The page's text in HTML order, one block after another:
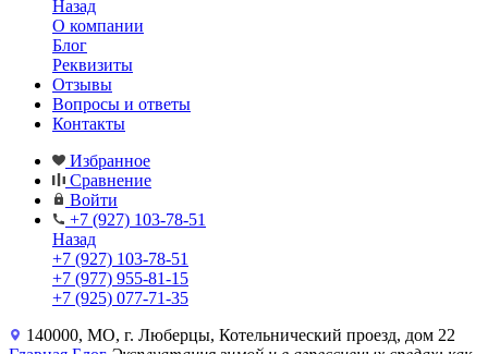
Назад
О компании
Блог
Реквизиты
Отзывы
Вопросы и ответы
Контакты
Избранное
Сравнение
Войти
+7 (927) 103-78-51
Назад
+7 (927) 103-78-51
+7 (977) 955-81-15
+7 (925) 077-71-35
140000, МО, г. Люберцы, Котельнический проезд, дом 22